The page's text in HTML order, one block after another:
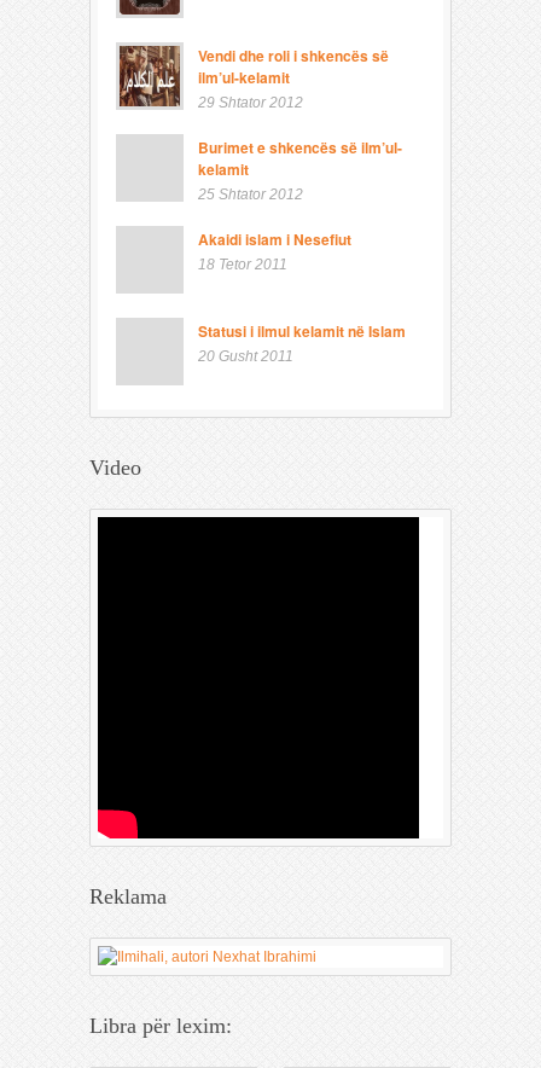
Vendi dhe roli i shkencës së
ilm’ul-kelamit
29 Shtator 2012
Burimet e shkencës së ilm’ul-
kelamit
25 Shtator 2012
Akaidi islam i Nesefiut
18 Tetor 2011
Statusi i ilmul kelamit në Islam
20 Gusht 2011
Video
Reklama
Libra për lexim: